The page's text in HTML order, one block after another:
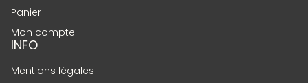
Panier
Mon compte
INFO
Mentions légales